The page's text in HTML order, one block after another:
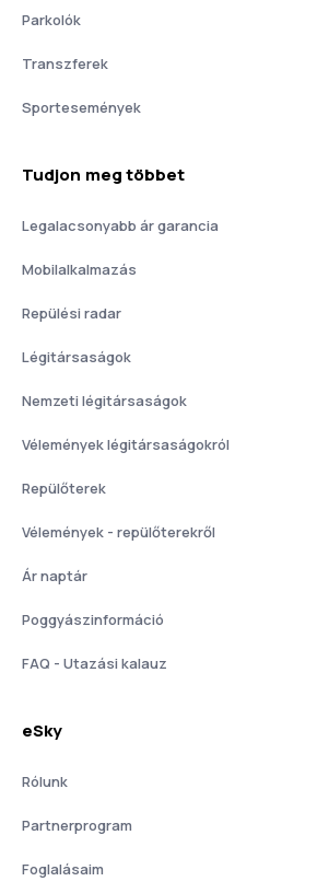
Parkolók
Transzferek
Sportesemények
Tudjon meg többet
Legalacsonyabb ár garancia
Mobilalkalmazás
Repülési radar
Légitársaságok
Nemzeti légitársaságok
Vélemények légitársaságokról
Repülőterek
Vélemények - repülőterekről
Ár naptár
Poggyászinformáció
FAQ - Utazási kalauz
eSky
Rólunk
Partnerprogram
Foglalásaim